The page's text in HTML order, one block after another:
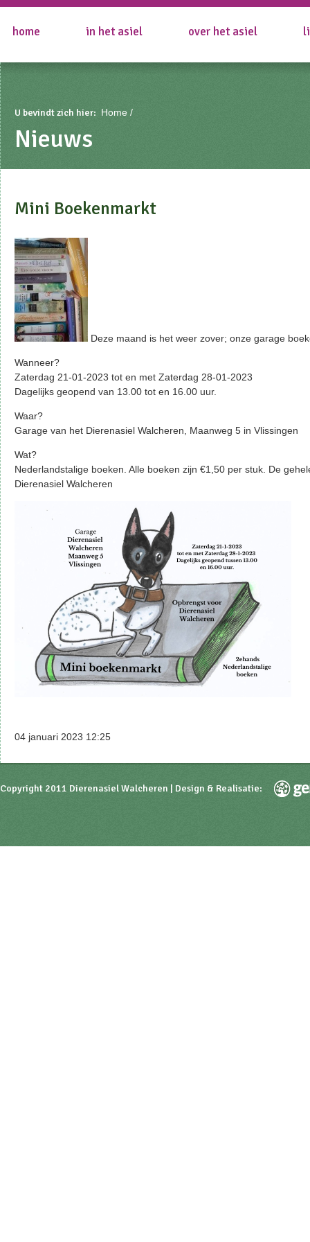
home in het asiel over het asiel
U bevindt zich hier: Home
Nieuws
Mini Boekenmarkt
Deze maand is het weer zover; onze garage
Wanneer?
Zaterdag 21-01-2023 tot en met Zaterdag 28-01-2023
Dagelijks geopend van 13.00 tot en 16.00 uur.
Waar?
Garage van het Dierenasiel Walcheren, Maanweg 5 in Vlissingen
Wat?
Nederlandstalige boeken. Alle boeken zijn €1,50 per stuk. De
Dierenasiel Walcheren
04 januari 2023 12:25
Copyright 2011 Dierenasiel Walcheren | Design & Realisatie: